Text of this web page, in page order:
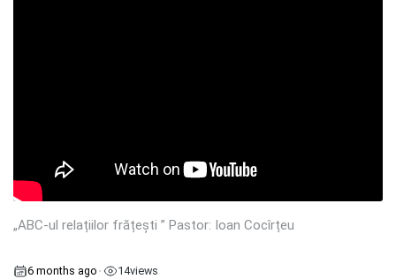
„ABC-ul relațiilor frățești ” Pastor: Ioan Cocîrțeu
6 months ago • 14views